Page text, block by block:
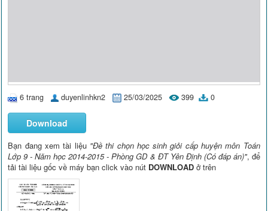
6 trang duyenlinhkn2 25/03/2025 399 0
Download
Bạn đang xem tài liệu "Đề thi chọn học sinh giỏi cấp huyện môn Toán
Lớp 9 - Năm học 2014-2015 - Phòng GD & ĐT Yên Định (Có đáp án)", để
tải tài liệu gốc về máy bạn click vào nút DOWNLOAD ở trên